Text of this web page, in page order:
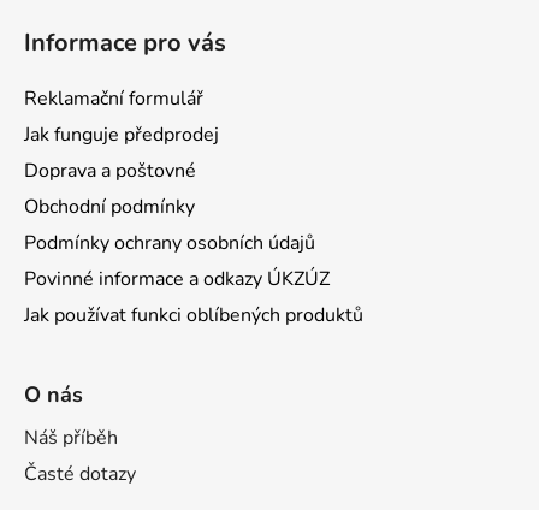
Informace pro vás
Reklamační formulář
Jak funguje předprodej
Doprava a poštovné
Obchodní podmínky
Podmínky ochrany osobních údajů
Povinné informace a odkazy ÚKZÚZ
Jak používat funkci oblíbených produktů
O nás
Náš příběh
Časté dotazy